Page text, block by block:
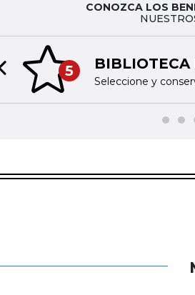
CONOZCA LOS
5 BIBLIOTECA
Seleccione y
Previous slide